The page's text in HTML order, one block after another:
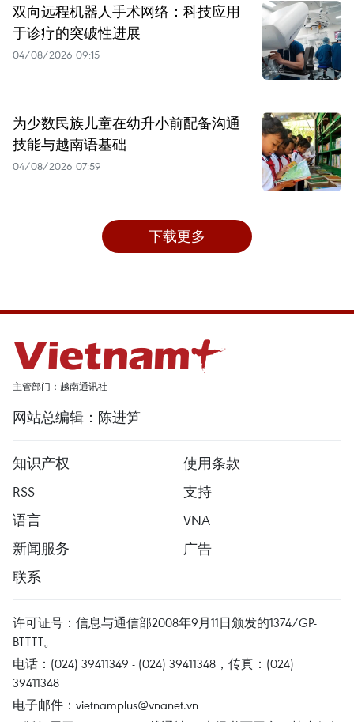
双向远程机器人手术网络：科技应用
于诊疗的突破性进展
04/08/2026 09:15
为少数民族儿童在幼升小前配备沟通
技能与越南语基础
04/08/2026 07:59
下载更多
主管部门：越南通讯社
网站总编辑：陈进笋
知识产权
使用条款
RSS
支持
语言
VNA
新闻服务
广告
联系
许可证号：信息与通信部2008年9月11日颁发的1374/GP-
BTTTT。
电话：(024) 39411349 - (024) 39411348，传真：(024)
39411348
电子邮件： vietnamplus@vnanet.vn